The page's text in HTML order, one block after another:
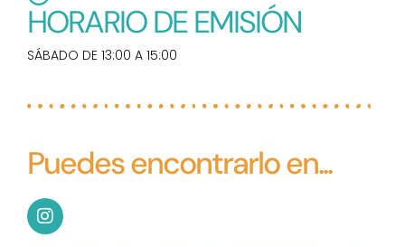
HORARIO DE EMISIÓN
SÁBADO DE 13:00 A 15:00
Puedes encontrarlo en...